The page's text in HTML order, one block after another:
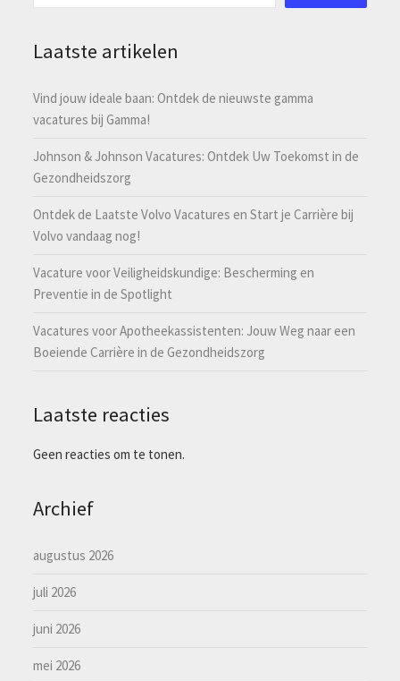
Laatste artikelen
Vind jouw ideale baan: Ontdek de nieuwste gamma
vacatures bij Gamma!
Johnson & Johnson Vacatures: Ontdek Uw Toekomst in de
Gezondheidszorg
Ontdek de Laatste Volvo Vacatures en Start je Carrière bij
Volvo vandaag nog!
Vacature voor Veiligheidskundige: Bescherming en
Preventie in de Spotlight
Vacatures voor Apotheekassistenten: Jouw Weg naar een
Boeiende Carrière in de Gezondheidszorg
Laatste reacties
Geen reacties om te tonen.
Archief
augustus 2026
juli 2026
juni 2026
mei 2026